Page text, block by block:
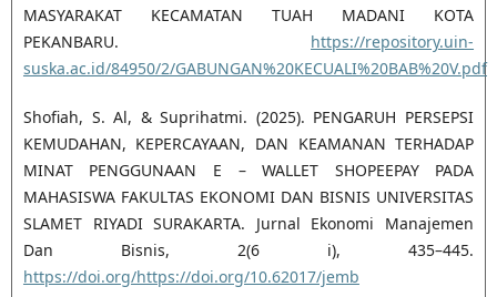
MASYARAKAT KECAMATAN TUAH MADANI KOTA
PEKANBARU. https://repository.uin-
suska.ac.id/84950/2/GABUNGAN%20KECUALI%20BAB%20V.pdf
Shofiah, S. Al, & Suprihatmi. (2025). PENGARUH PERSEPSI
KEMUDAHAN, KEPERCAYAAN, DAN KEAMANAN TERHADAP
MINAT PENGGUNAAN E – WALLET SHOPEEPAY PADA
MAHASISWA FAKULTAS EKONOMI DAN BISNIS UNIVERSITAS
SLAMET RIYADI SURAKARTA. Jurnal Ekonomi Manajemen
Dan Bisnis, 2(6 i), 435–445.
https://doi.org/https://doi.org/10.62017/jemb